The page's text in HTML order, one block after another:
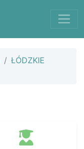
ŁÓDZKIE